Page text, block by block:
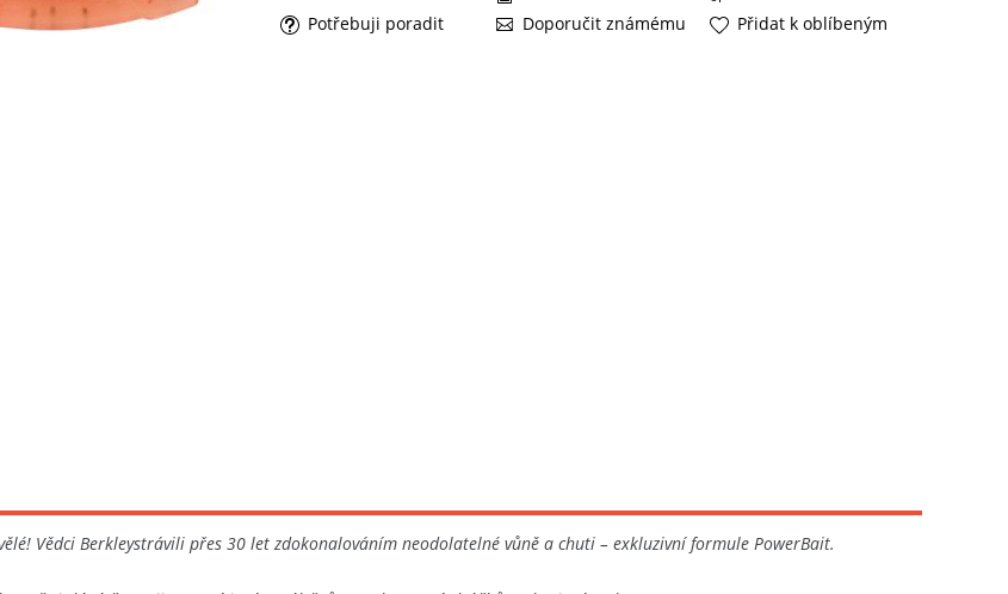
Potřebuji poradit
Doporučit známému
Přidat k oblíbeným
Vědci Berkleystrávili přes 30 let zdokonalováním neodolatelné vůně a chuti – exkluzivní formule PowerBait.